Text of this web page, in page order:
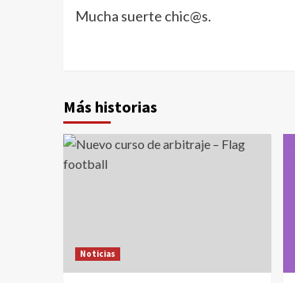
Mucha suerte chic@s.
Más historias
Noticias